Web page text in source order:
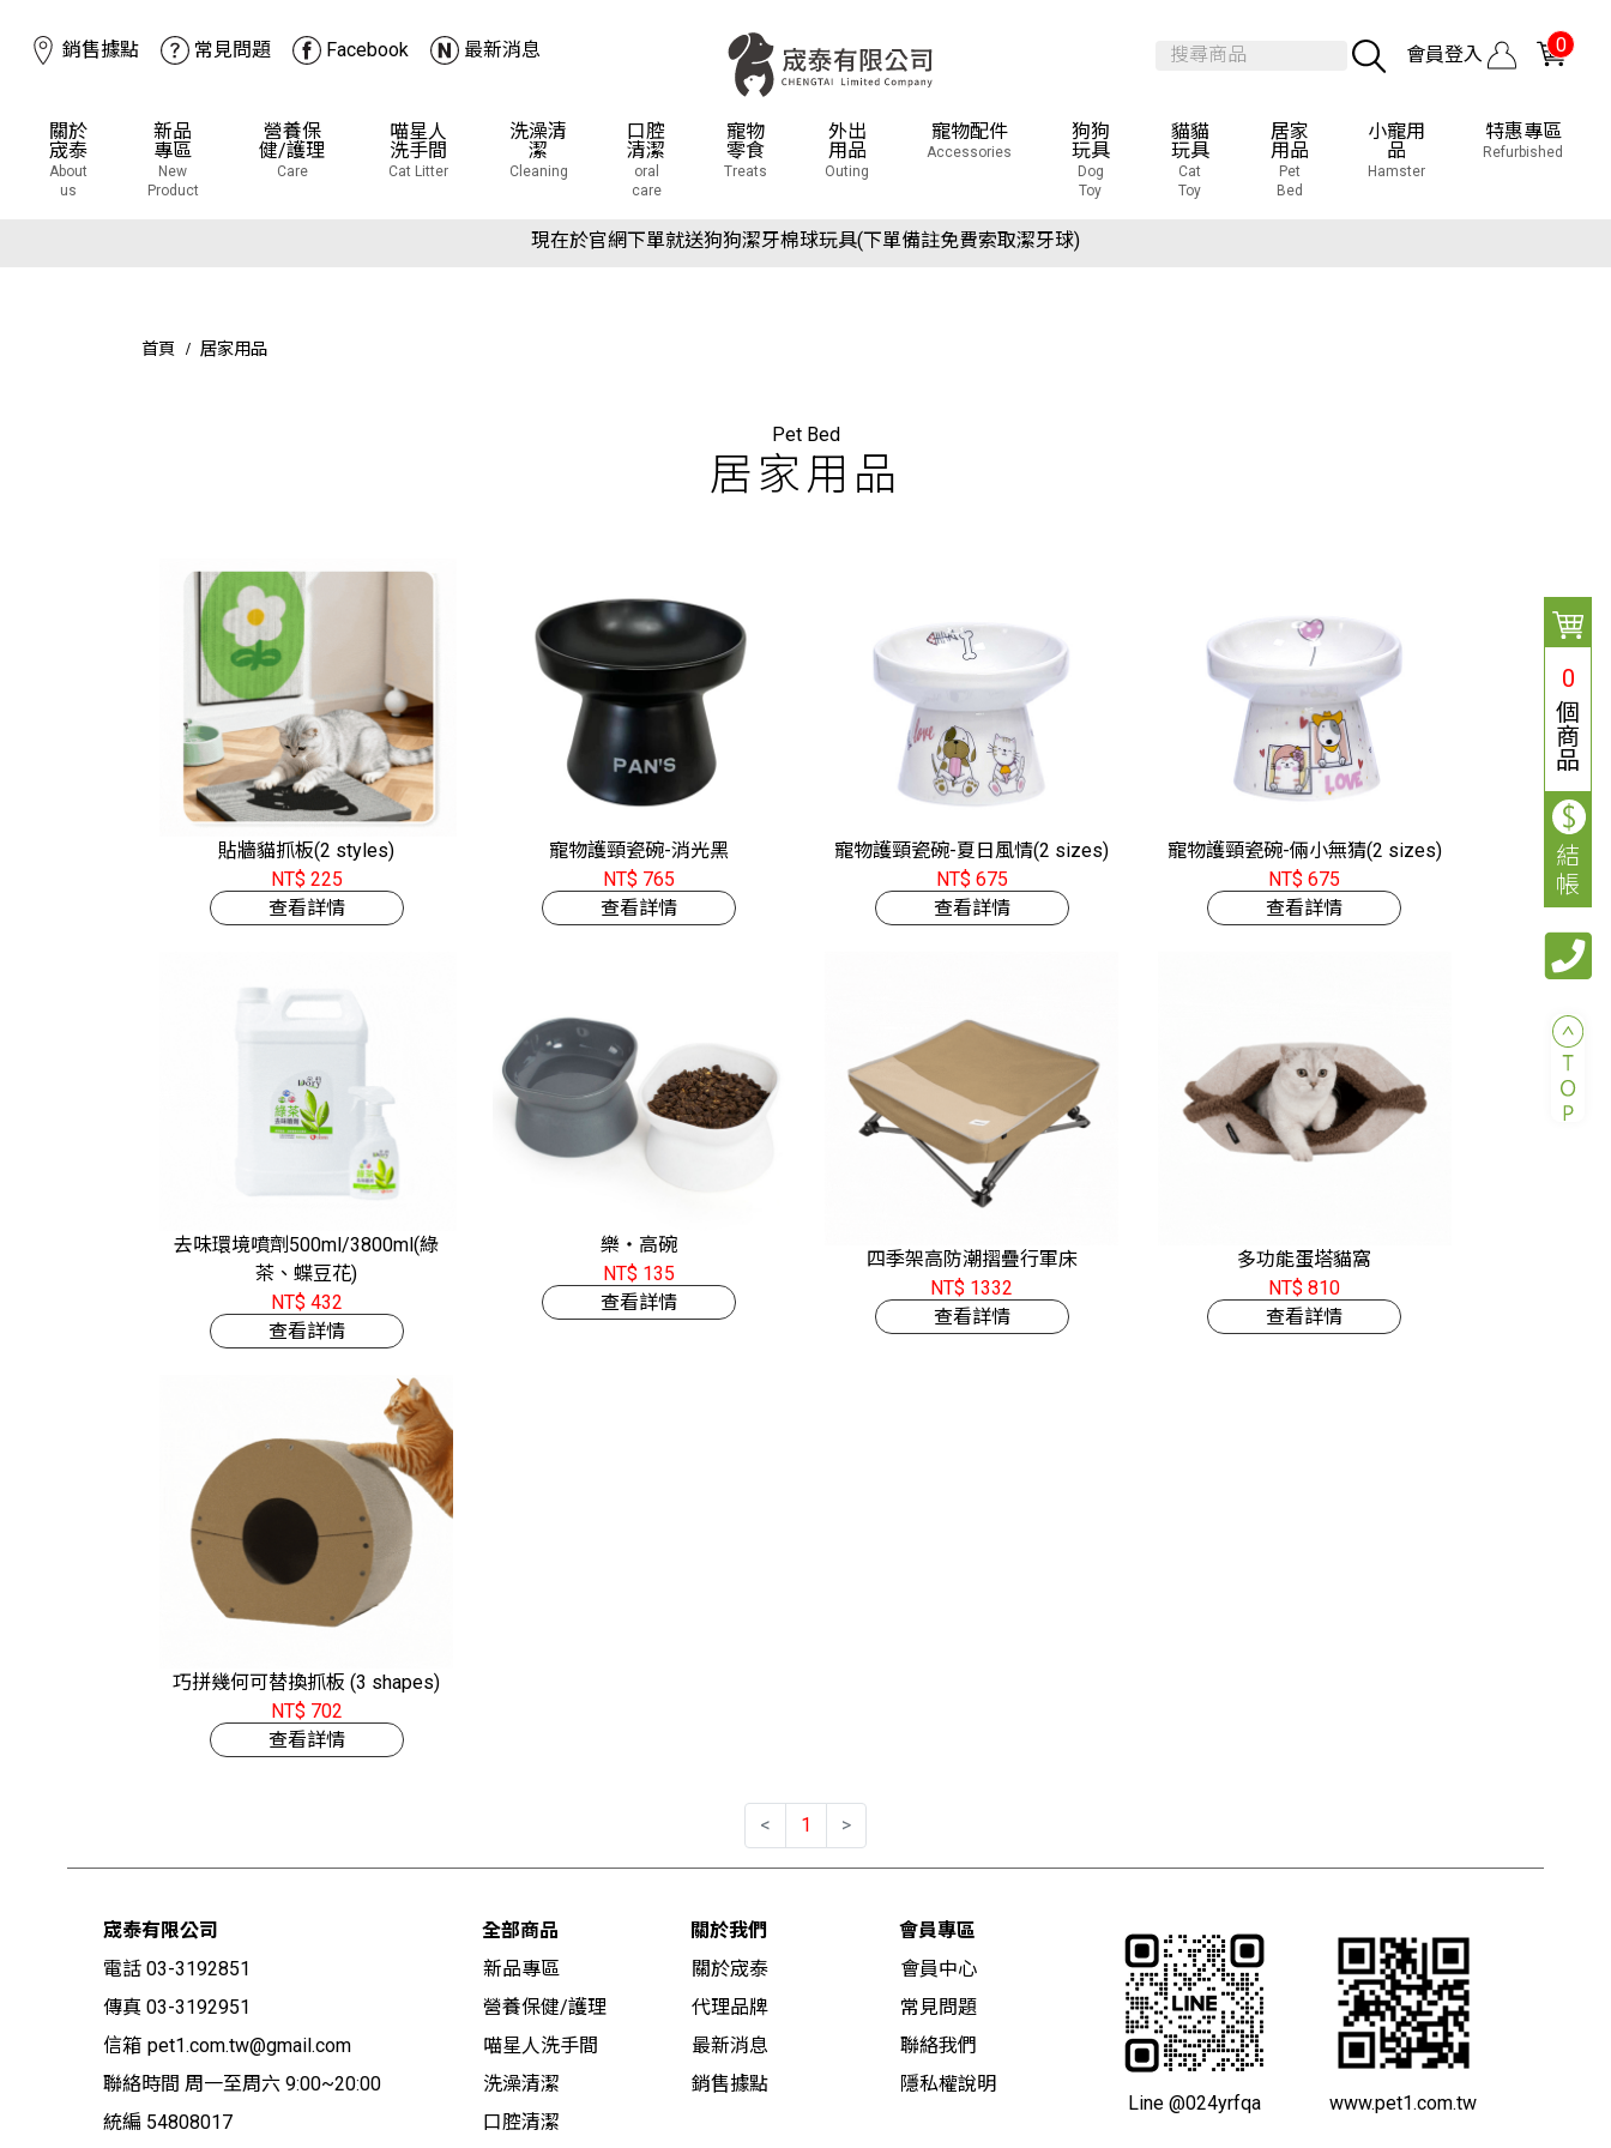
0
個
商
品
結
帳
銷售據點 常見問題 Facebook 最新消息 會員登入 0
關於
宬泰
About
us
新品
專區
New
Product
營養保
健/護理
Care
喵星人
洗手間
Cat Litter
洗澡清
潔
Cleaning
口腔
清潔
oral
care
寵物
零食
Treats
外出
用品
Outing
寵物配件
Accessories
狗狗
玩具
Dog
Toy
貓貓
玩具
Cat
Toy
居家
用品
Pet
Bed
小寵用
品
Hamster
特惠專區
Refurbished
下場活動預告：2026/10/8(四) - 10/11(日) 2026 展昭世界貓咪博覽會
下場活動預告：2026/10/8(四) - 10/11(日) 2026 展昭世界貓咪博覽會
首頁 居家用品
Pet Bed
居家用品
貼牆貓抓板(2 styles)
NT$ 225
查看詳情
寵物護頸瓷碗-消光黑
NT$ 765
查看詳情
寵物護頸瓷碗-夏日風情(2 sizes)
NT$ 675
查看詳情
寵物護頸瓷碗-倆小無猜(2 sizes)
NT$ 675
查看詳情
去味環境噴劑500ml/3800ml(綠
茶、蝶豆花)
NT$ 432
查看詳情
樂‧高碗
NT$ 135
查看詳情
四季架高防潮摺疊行軍床
NT$ 1332
查看詳情
多功能蛋塔貓窩
NT$ 810
查看詳情
巧拼幾何可替換抓板 (3 shapes)
NT$ 702
查看詳情
< 1 >
宬泰有限公司
電話 03-3192851
傳真 03-3192951
信箱 pet1.com.tw@gmail.com
聯絡時間 周一至周六 9:00~20:00
統編 54808017
全部商品
新品專區
營養保健/護理
喵星人洗手間
洗澡清潔
口腔清潔
關於我們
關於宬泰
代理品牌
最新消息
銷售據點
會員專區
會員中心
常見問題
聯絡我們
隱私權說明
Line @024yrfqa
www.pet1.com.tw